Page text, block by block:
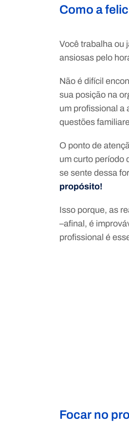
Como a
Você trabalha ou
ansiosas pelo
Não é difícil
sua posição na
um profissional a
questões
O ponto de
um curto período
se sente dessa
propósito!
Isso porque, as
–afinal, é
profissional é
Focar no